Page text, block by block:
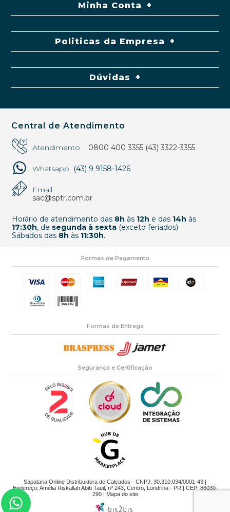
Minha Conta
Politicas da Empresa
Dúvidas
Central de Atendimento
Atendimento 0800 400 3355 (43) 3322-3355
Whatsapp (43) 9 9158-1426
Email
sac@sptr.com.br
Horário de atendimento das 8h às 12h e das 14h às
17:30h, de segunda à sexta(exceto feriados)
Sábados das 8h às 11:30h.
Formas de Pagamento
Formas de Entrega
Segurança e Certificação
Sapataria Online Distribuidora de Calçados - CNPJ: 30.310.034/0001-43 |
Endereço: Amélia Riskallah Abib Tauil, nº 243, Centro, Londrina - PR | CEP: 86030-
290 |
Mapa do site